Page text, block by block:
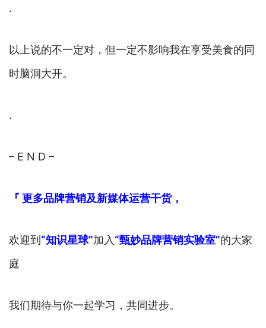
.
以上说的不一定对，但一定不影响我在享受美食的同
时脑洞大开。
.
– E N D –
『 更多品牌营销及新媒体运营干货，
欢迎到 “知识星球”加入 “甄妙品牌营销实验室”的大家
庭
我们期待与你一起学习，共同进步。